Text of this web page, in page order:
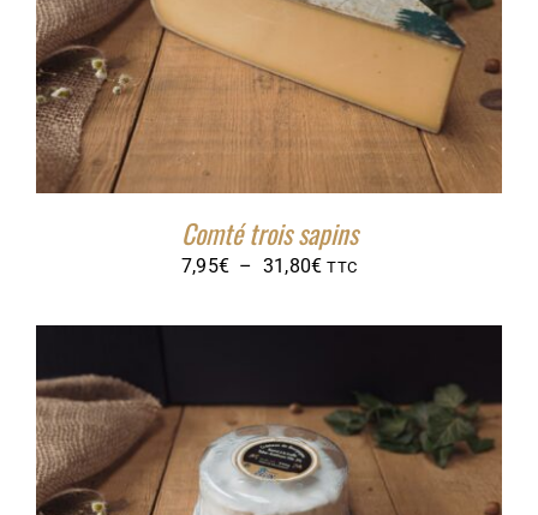
Comté trois sapins
7,95€ – 31,80€Plage
prix :
31,80€
TTC